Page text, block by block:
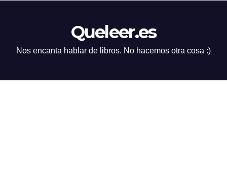
Queleer.es
Nos encanta hablar de libros. No hacemos otra cosa :)